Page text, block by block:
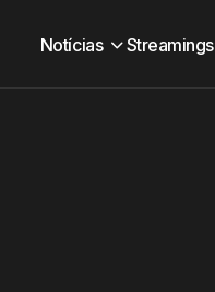
Notícias Streamings